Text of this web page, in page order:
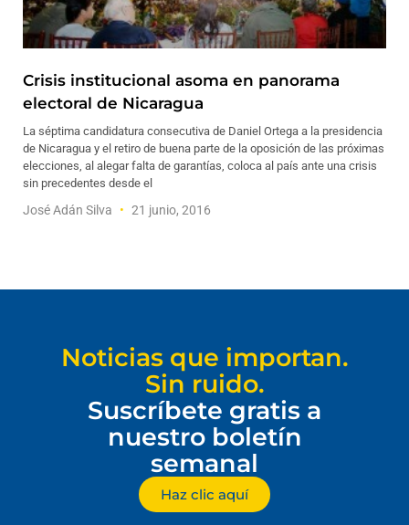
Crisis institucional asoma en panorama
electoral de Nicaragua
La séptima candidatura consecutiva de Daniel Ortega a la presidencia
de Nicaragua y el retiro de buena parte de la oposición de las próximas
elecciones, al alegar falta de garantías, coloca al país ante una crisis
sin precedentes desde el
José Adán Silva 21 junio, 2016
Noticias que importan.
Sin ruido.
Suscríbete gratis a
nuestro boletín
semanal
Haz clic aquí